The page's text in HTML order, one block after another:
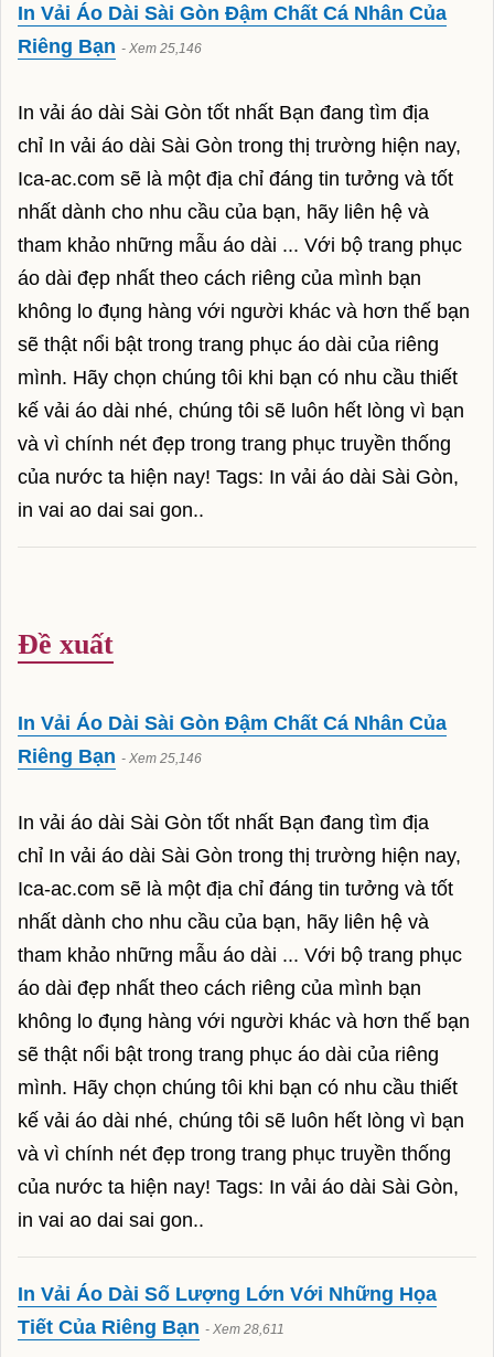
rượu whisky
rượu chivas
rượu ballantine
rượu hennessy
rượu jagermeister
rượu macallan
thiết bị spa
Thiết Bị Spa Minh Trí
485/2 Phan Văn Trị, Phường 5, Quận Gò
Vấp, TpHCM
Hotline: 0946.623.537
máy hút mụn
máy điện di
vi kim tảo biển
hải sản tươi sống
Hải Sản Ông Giàu
80/28 Đường số 9, KP5, P. Hiệp Bình
Phước, Q. Thủ Đức, Tp HCM
Hotline: 0913.433.587 / 0903.732.293
cua cà mau
In Vải Áo Dài Sài Gòn Đậm Chất Cá Nhân Của
Riêng Bạn - Xem 25,146
In vải áo dài Sài Gòn tốt nhất Bạn đang tìm địa
chỉ In vải áo dài Sài Gòn trong thị trường hiện nay,
Ica-ac.com sẽ là một địa chỉ đáng tin tưởng và tốt
nhất dành cho nhu cầu của bạn, hãy liên hệ và
tham khảo những mẫu áo dài ... Với bộ trang phục
áo dài đẹp nhất theo cách riêng của mình bạn
không lo đụng hàng với người khác và hơn thế bạn
sẽ thật nổi bật trong trang phục áo dài của riêng
mình. Hãy chọn chúng tôi khi bạn có nhu cầu thiết
kế vải áo dài nhé, chúng tôi sẽ luôn hết lòng vì bạn
và vì chính nét đẹp trong trang phục truyền thống
của nước ta hiện nay! Tags: In vải áo dài Sài Gòn,
in vai ao dai sai gon..
Đề xuất
In Vải Áo Dài Sài Gòn Đậm Chất Cá Nhân Của
Riêng Bạn - Xem 25,146
In vải áo dài Sài Gòn tốt nhất Bạn đang tìm địa
chỉ In vải áo dài Sài Gòn trong thị trường hiện nay,
Ica-ac.com sẽ là một địa chỉ đáng tin tưởng và tốt
nhất dành cho nhu cầu của bạn, hãy liên hệ và
tham khảo những mẫu áo dài ... Với bộ trang phục
áo dài đẹp nhất theo cách riêng của mình bạn
không lo đụng hàng với người khác và hơn thế bạn
sẽ thật nổi bật trong trang phục áo dài của riêng
mình. Hãy chọn chúng tôi khi bạn có nhu cầu thiết
kế vải áo dài nhé, chúng tôi sẽ luôn hết lòng vì bạn
và vì chính nét đẹp trong trang phục truyền thống
của nước ta hiện nay! Tags: In vải áo dài Sài Gòn,
in vai ao dai sai gon..
In Vải Áo Dài Số Lượng Lớn Với Những Họa
Tiết Của Riêng Bạn - Xem 28,611